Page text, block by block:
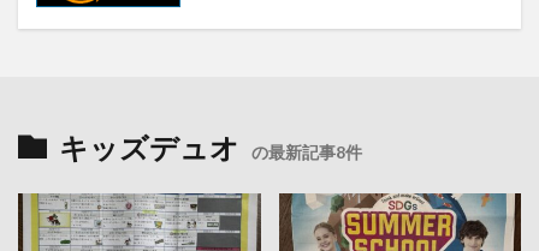
キッズデュオ の最新記事8件